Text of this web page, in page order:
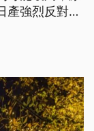
產強烈反對，